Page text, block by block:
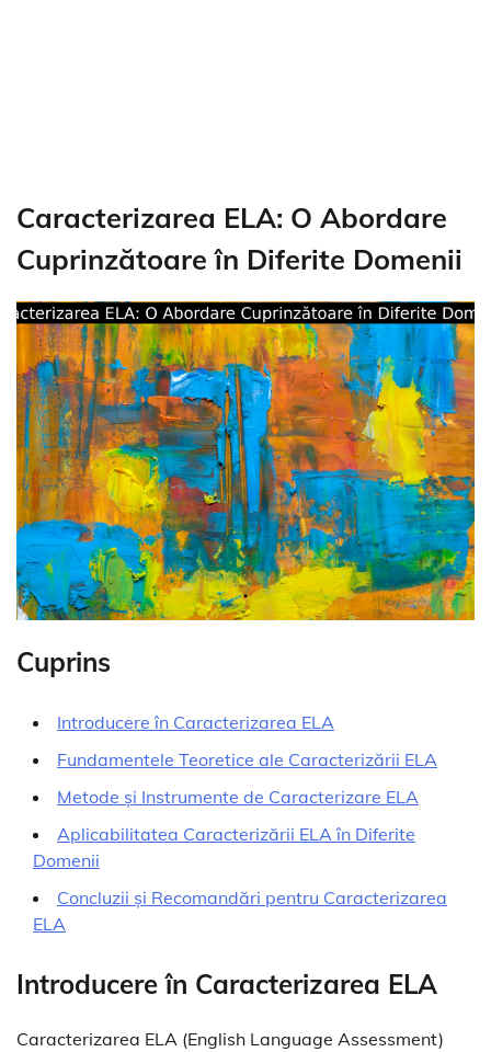
Caracterizarea ELA: O Abordare
Cuprinzătoare în Diferite Domenii
Cuprins
Introducere în Caracterizarea ELA
Fundamentele Teoretice ale Caracterizării ELA
Metode și Instrumente de Caracterizare ELA
Aplicabilitatea Caracterizării ELA în Diferite
Domenii
Concluzii și Recomandări pentru Caracterizarea
ELA
Introducere în Caracterizarea ELA
Caracterizarea ELA (English Language Assessment)